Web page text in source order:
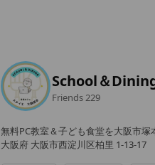
School＆
Friends 229
無料PC教室＆子ども食堂を大阪市塚
大阪府 大阪市西淀川区柏里 1-13-17